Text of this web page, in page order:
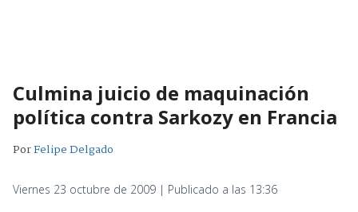
Culmina juicio de maquinación
política contra Sarkozy en Francia
PorFelipe Delgado
Viernes 23 octubre de 2009 | Publicado a las 13:36